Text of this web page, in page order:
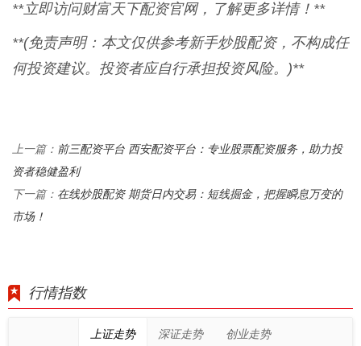
**立即访问财富天下配资官网，了解更多详情！**
**(免责声明：本文仅供参考新手炒股配资，不构成任
何投资建议。投资者应自行承担投资风险。)**
上一篇： 前三配资平台 西安配资平台：专业股票配资服务，助力投
资者稳健盈利
下一篇： 在线炒股配资 期货日内交易：短线掘金，把握瞬息万变的
市场！
行情指数
上证走势 深证走势 创业走势